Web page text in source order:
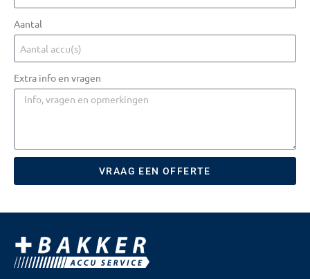
Aantal
Extra info en vragen
VRAAG EEN OFFERTE